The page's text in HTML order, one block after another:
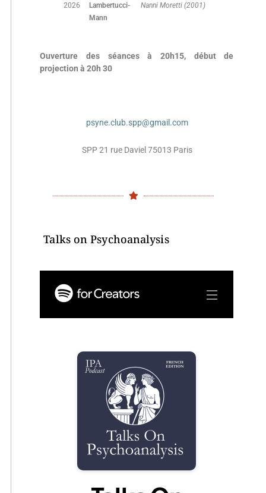
2026
Lambertucci-
Mann
Nanni Moretti (2001)
Ouverture des séances à 20h15, début de
projection à 20h 30
psyne.club.spp@gmail.com
SPP 21 rue Daviel 75013 Paris
Talks on Psychoanalysis